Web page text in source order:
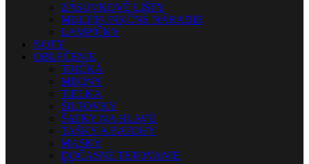
ZÁSUVKOVÉ LIŠTY
MULTIFUNKČNÉ NÁRADIE
LAMPIČKY
NOTY
OBLEČENIE
TRIČKÁ
MIKINY
TIELKA
ŠILTOVKY
ŠATKY NA HLAVU
TAŠKY A BATOHY
MASKY
DOČASNÉ TETOVANIE